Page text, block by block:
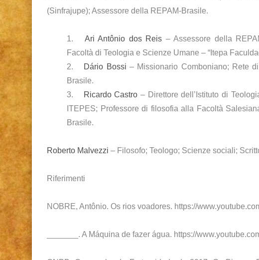
(Sinfrajupe); Assessore della REPAM-Brasile.
1. Ari Antônio dos Reis – Assessore della
Facoltà di Teologia e Scienze Umane – “Itepa
2.
Dário Bossi – Missionario Comboniano; Rete
Brasile.
3.
Ricardo Castro – Direttore dell’Istituto di
ITEPES; Professore di filosofia alla Facoltà
Brasile.
Roberto Malvezzi – Filosofo; Teologo; Scienze sociali;
Riferimenti
NOBRE, Antônio. Os rios voadores. https://
_______. A Máquina de fazer água. https://